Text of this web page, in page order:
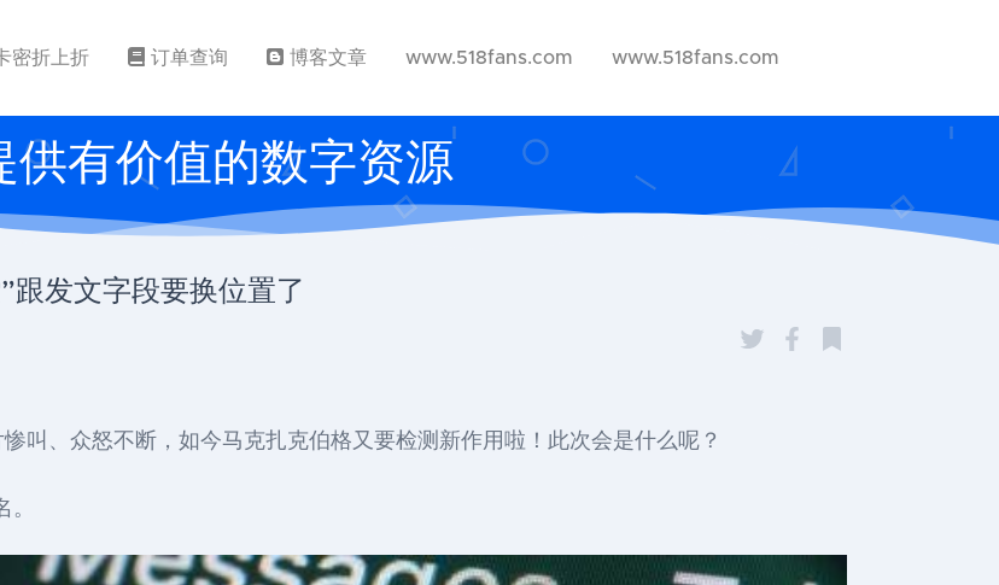
密折上折 订单查询 博客文章 www.518fans.com www.518fans.com
供有价值的数字资源
跟发文字段要换位置了
叫、众怒不断，如今马克扎克伯格又要检测新作用啦！此次会是什么呢？